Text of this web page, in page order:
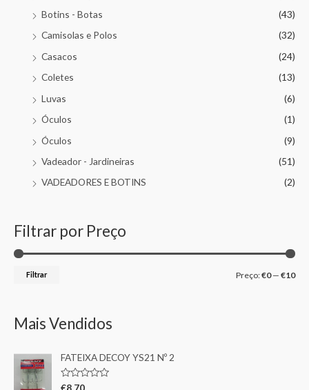
Botins - Botas
(43)
Camisolas e Polos
(32)
Casacos
(24)
Coletes
(13)
Luvas
(6)
Óculos
(1)
Óculos
(9)
Vadeador - Jardineiras
(51)
VADEADORES E BOTINS
(2)
Filtrar por Preço
Filtrar Preço:€0— €10
Mais Vendidos
FATEIXA DECOY YS21 Nº 2
A
€8,70